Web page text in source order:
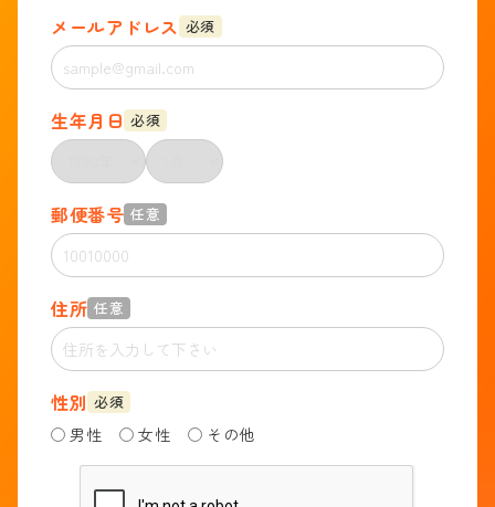
メールアドレス 必須
生年月日 必須
郵便番号 任意
住所 任意
性別 必須
男性 女性 その他